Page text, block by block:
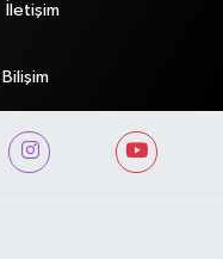
İletişim
Bilişim